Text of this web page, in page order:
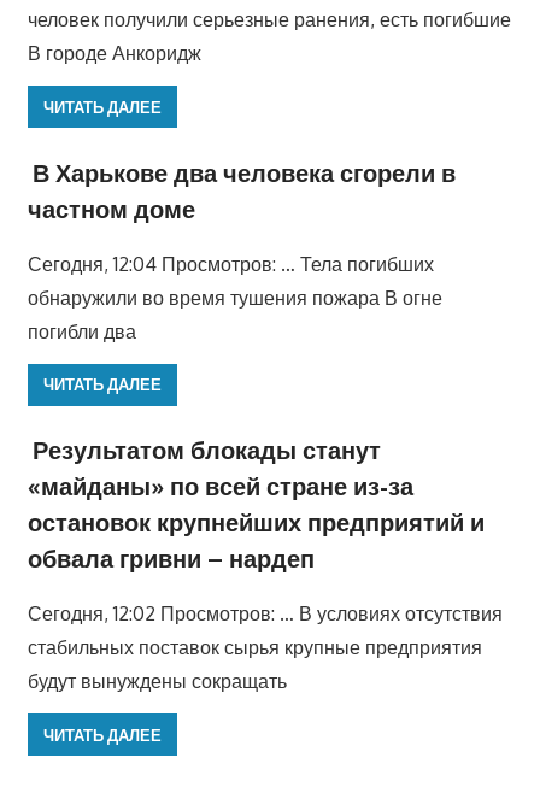
человек получили серьезные ранения, есть погибшие
В городе Анкоридж
ЧИТАТЬ ДАЛЕЕ
В Харькове два человека сгорели в
частном доме
Сегодня, 12:04 Просмотров: … Тела погибших
обнаружили во время тушения пожара В огне
погибли два
ЧИТАТЬ ДАЛЕЕ
Результатом блокады станут
«майданы» по всей стране из-за
остановок крупнейших предприятий и
обвала гривни – нардеп
Сегодня, 12:02 Просмотров: … В условиях отсутствия
стабильных поставок сырья крупные предприятия
будут вынуждены сокращать
ЧИТАТЬ ДАЛЕЕ